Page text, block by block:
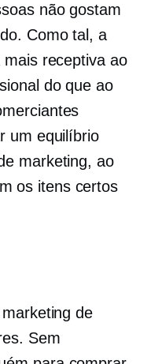
não gostam
Como tal, a
receptiva ao
do que ao
um equilíbrio
marketing, ao
os itens certos
de
Sem